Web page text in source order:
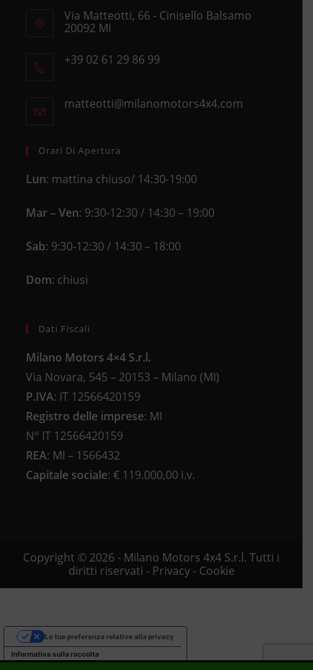
Via Matteotti, 66 - Cinisello Balsamo
20092 MI
in
+39 02 61 29 86 99
your
matteotti@milanomotors4x4.comOpens
Orari Di Apertura
Lun: mattina chiuso/ 14:30-19:00
Mar – Ven: 9:30-12:30 / 14:30 – 19:00
Sab: 9:30-12:30 / 14:30 – 18:00
Dom: chiusi
Dati Fiscali
Milano Motors 4×4 S.r.l.
Via Novara, 545 – 20153 – Milano (MI)
P.IVA: IT 12566420159
Registro delle imprese: MI
N° IT 12566420159
REA: MI – 1566432
Capitale sociale: € 119.000,00 i.v.
Copyright © 2026 - Milano Motors 4x4 S.r.l. Tutti i
diritti riservati - Privacy- Cookie
Informativa sulla raccolta
Le tue preferenze relative alla privacy